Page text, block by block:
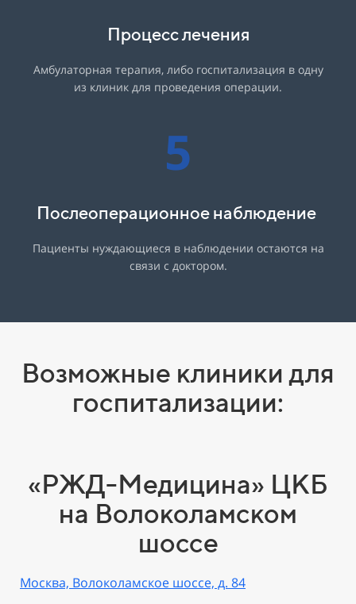
Процесс лечения
Амбулаторная терапия, либо госпитализация в одну
из клиник для проведения операции.
5
Послеоперационное наблюдение
Пациенты нуждающиеся в наблюдении остаются на
связи с доктором.
Возможные клиники для
госпитализации:
«РЖД-Медицина» ЦКБ
на Волоколамском
шоссе
Москва, Волоколамское шоссе, д. 84